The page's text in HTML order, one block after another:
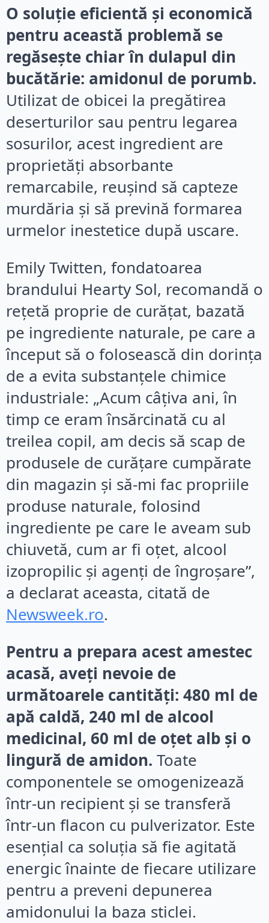
O soluție eficientă și economică
pentru această problemă se
regăsește chiar în dulapul din
bucătărie: amidonul de porumb.
Utilizat de obicei la pregătirea
deserturilor sau pentru legarea
sosurilor, acest ingredient are
proprietăți absorbante
remarcabile, reușind să capteze
murdăria și să prevină formarea
urmelor inestetice după uscare.
Emily Twitten, fondatoarea
brandului Hearty Sol, recomandă o
rețetă proprie de curățat, bazată
pe ingrediente naturale, pe care a
început să o folosească din dorința
de a evita substanțele chimice
industriale: „Acum câțiva ani, în
timp ce eram însărcinată cu al
treilea copil, am decis să scap de
produsele de curățare cumpărate
din magazin și să-mi fac propriile
produse naturale, folosind
ingrediente pe care le aveam sub
chiuvetă, cum ar fi oțet, alcool
izopropilic și agenți de îngroșare”,
a declarat aceasta, citată de
Newsweek.ro.
Pentru a prepara acest amestec
acasă, aveți nevoie de
următoarele cantități: 480 ml de
apă caldă, 240 ml de alcool
medicinal, 60 ml de oțet alb și o
lingură de amidon. Toate
componentele se omogenizează
într-un recipient și se transferă
într-un flacon cu pulverizator. Este
esențial ca soluția să fie agitată
energic înainte de fiecare utilizare
pentru a preveni depunerea
amidonului la baza sticlei.